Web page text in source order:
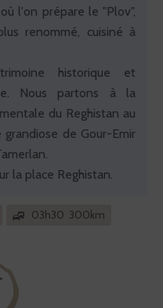
l'on prépare le "Plov",
renommé, cuisiné à
historique et
Nous partons à la
du Reghistan au
de Gour-Emir
la place Reghistan.
03h30 300km